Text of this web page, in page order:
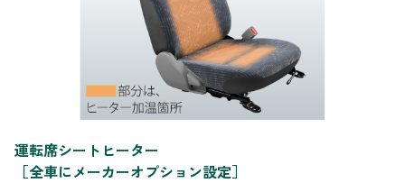
運転席シートヒーター
［全車にメーカーオプション設定］